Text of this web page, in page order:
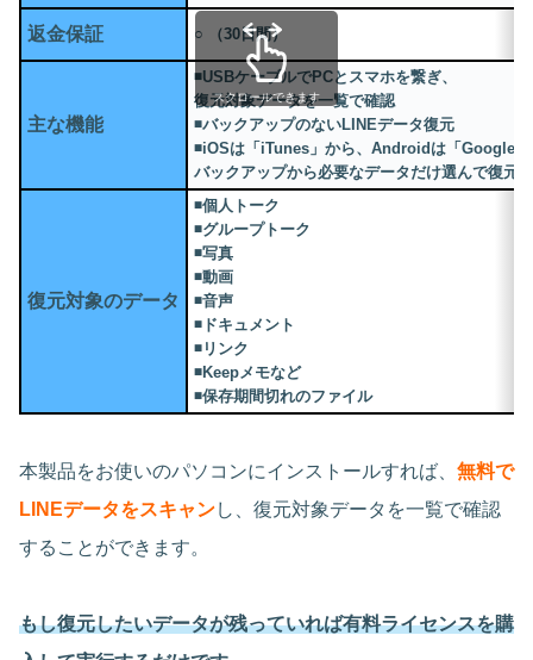
返金保証 ○ （30日間）
主な機能
◾️USBケーブルでPCとスマホを繋ぎ、
復元対象データを一覧で確認
◾️バックアップのないLINEデータ復元
◾️iOSは「iTunes」から、Androidは「Google
バックアップから必要なデータだけ選んで復元
復元対象のデータ
◾️個人トーク
◾️グループトーク
◾️写真
◾️動画
◾️音声
◾️ドキュメント
◾️リンク
◾️Keepメモなど
◾️保存期間切れのファイル
スクロールできます
本製品をお使いのパソコンにインストールすれば、 無料で
LINEデータをスキャンし、復元対象データを一覧で確認
することができます。
もし復元したいデータが残っていれば有料ライセンスを購